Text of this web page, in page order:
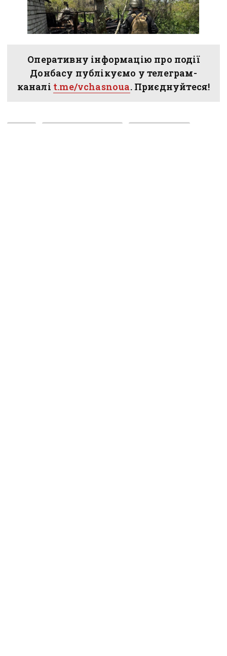
Оперативну інформацію про події
Донбасу публікуємо у телеграм-
каналі t.me/vchasnoua. Приєднуйтеся!